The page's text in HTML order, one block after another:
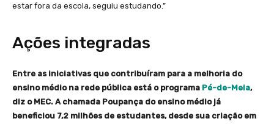
estar fora da escola, seguiu estudando.”
Ações integradas
Entre as iniciativas que contribuíram para a melhoria do
ensino médio na rede pública está o programa Pé-de-Meia,
diz o MEC. A chamada Poupança do ensino médio já
beneficiou 7,2 milhões de estudantes, desde sua criação em